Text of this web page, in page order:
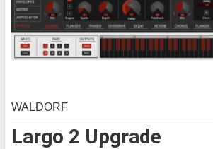
Largo 2 Upgrade
WALDORF